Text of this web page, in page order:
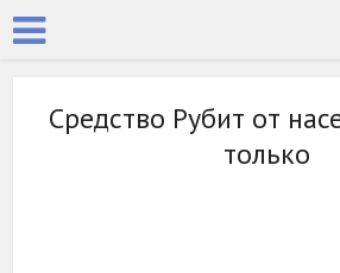
Средство Рубит от
только